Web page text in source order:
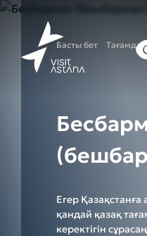
Басты бет Тағамдар
Егер
қандай қазақ
керектігін